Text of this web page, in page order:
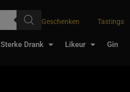
Geschenken Tastings
Sterke Drank Likeur Gin